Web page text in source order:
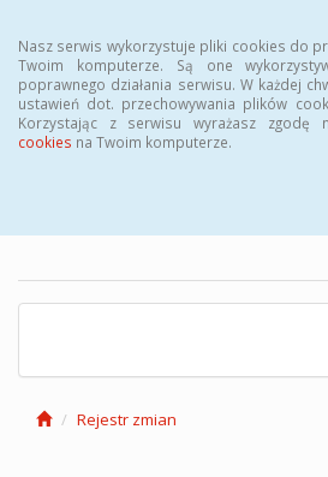
Nasz serwis wykorzystuje pliki cookies do
Twoim komputerze. Są one
poprawnego działania serwisu. W każdej
ustawień dot. przechowywania plików
Korzystając z serwisu wyrażasz zgodę
cookies na Twoim komputerze.
Biuletyn Informacji
Powiatowego
Rejestr zmian